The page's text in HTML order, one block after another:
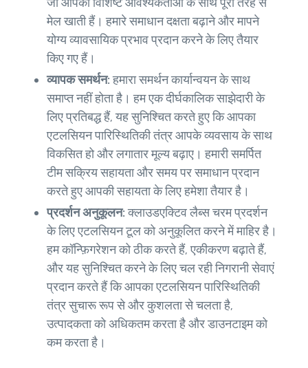
मेल खाती हैं। हमारे समाधान दक्षता बढ़ाने और मापने
योग्य व्यावसायिक प्रभाव प्रदान करने के लिए तैयार
किए गए हैं।
व्यापक समर्थन:हमारा समर्थन कार्यान्वयन के साथ
समाप्त नहीं होता है। हम एक दीर्घकालिक साझेदारी के
लिए प्रतिबद्ध हैं, यह सुनिश्चित करते हुए कि आपका
एटलसियन पारिस्थितिकी तंत्र आपके व्यवसाय के साथ
विकसित हो और लगातार मूल्य बढ़ाए। हमारी समर्पित
टीम सक्रिय सहायता और समय पर समाधान प्रदान
करते हुए आपकी सहायता के लिए हमेशा तैयार है।
प्रदर्शन अनुकूलन:क्लाउडएक्टिव लैब्स चरम प्रदर्शन
के लिए एटलसियन टूल को अनुकूलित करने में माहिर है।
हम कॉन्फ़िगरेशन को ठीक करते हैं, एकीकरण बढ़ाते हैं,
और यह सुनिश्चित करने के लिए चल रही निगरानी सेवाएं
प्रदान करते हैं कि आपका एटलसियन पारिस्थितिकी
तंत्र सुचारू रूप से और कुशलता से चलता है,
उत्पादकता को अधिकतम करता है और डाउनटाइम को
कम करता है।